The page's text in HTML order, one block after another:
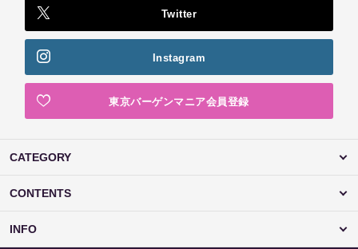
Twitter
Instagram
東京バーゲンマニア会員登録
CATEGORY
CONTENTS
INFO